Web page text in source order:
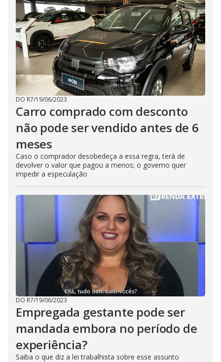
DO R7/19/06/2023
Carro comprado com desconto
não pode ser vendido antes de 6
meses
Caso o comprador desobedeça a essa regra, terá de
devolver o valor que pagou a menos; o governo quer
impedir a especulação
DO R7/19/06/2023
Empregada gestante pode ser
mandada embora no período de
experiência?
Saiba o que diz a lei trabalhista sobre esse assunto